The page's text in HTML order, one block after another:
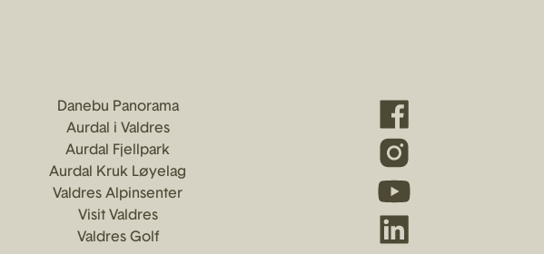
Danebu Panorama
Aurdal i Valdres
Aurdal Fjellpark
Aurdal Kruk Løyelag
Valdres Alpinsenter
Visit Valdres
Valdres Golf